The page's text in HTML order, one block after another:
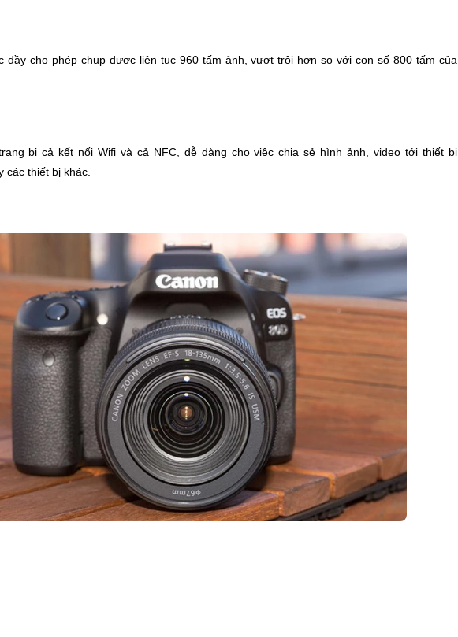
đầy cho phép chụp được liên tục 960 tấm ảnh, vượt trội hơn so với con số 800 tấm của
bị cả kết nối Wifi và cả NFC, dễ dàng cho việc chia sẻ hình ảnh, video tới thiết bị
các thiết bị khác.